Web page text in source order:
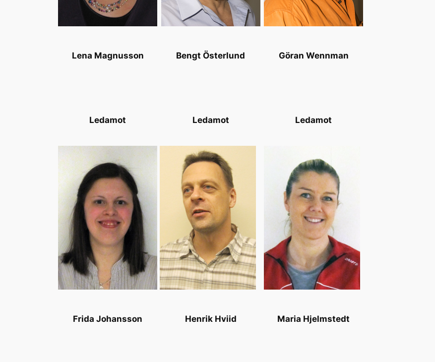
Lena Magnusson Bengt Österlund Göran Wennman
Ledamot Ledamot Ledamot
Frida Johansson Henrik Hviid Maria Hjelmstedt